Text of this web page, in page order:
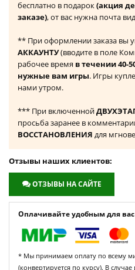
бесплатно в подарок(акция
заказе), от вас нужна почта
** При оформлении заказа вы
АККАУНТУ(вводите в поле
рабочее время в течении 40-
нужные вам игры. Игры
нами утром.
*** При включенной
просьба заранее в
ВОССТАНОВЛЕНИЯ для
Отзывы наших клиентов:
ОТЗЫВЫ НА САЙТЕ
Оплачивайте удобным для вас
* Мы принимаем оплату по всему
(конвертируется по курсу). В